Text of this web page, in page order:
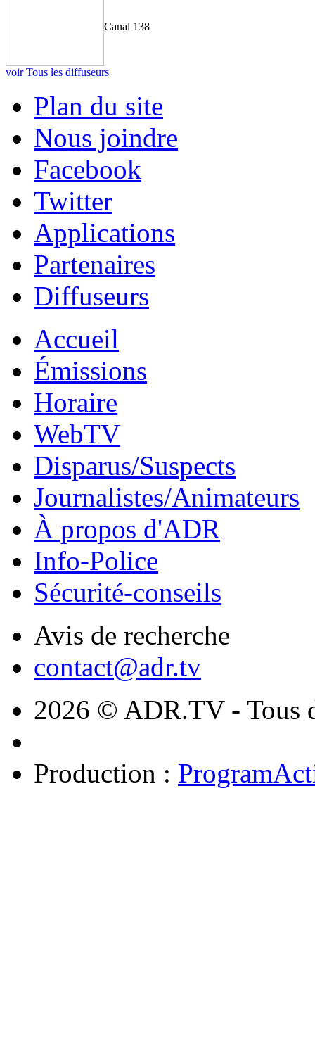
Canal 138
voir Tous les diffuseurs
Plan du site
Nous joindre
Facebook
Twitter
Applications
Partenaires
Diffuseurs
Accueil
Émissions
Horaire
WebTV
Disparus/Suspects
Journalistes/Animateurs
À propos d'ADR
Info-Police
Sécurité-conseils
Avis de recherche
contact@adr.tv
2026 © ADR.TV - Tous
Production :